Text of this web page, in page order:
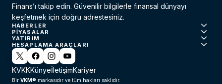
Finans’ı takip edin. Güvenilir bilgilerle finansal dünyayı
keşfetmek için doğru adrestesiniz.
HABERLER
PIYASALAR
YATIRIM
HESAPLAMA ARAÇLARI
KVKKKünyeİletişimKariyer
Bir VKM® markasıdır ve tüm hakları saklıdır.